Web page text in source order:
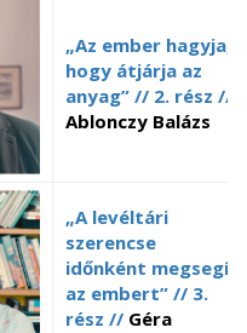
„Az ember hagyja,
hogy átjárja az
anyag” // 2. rész //
Ablonczy Balázs
„A levéltári
szerencse
időnként megsegíti
az embert” // 3.
rész // Géra